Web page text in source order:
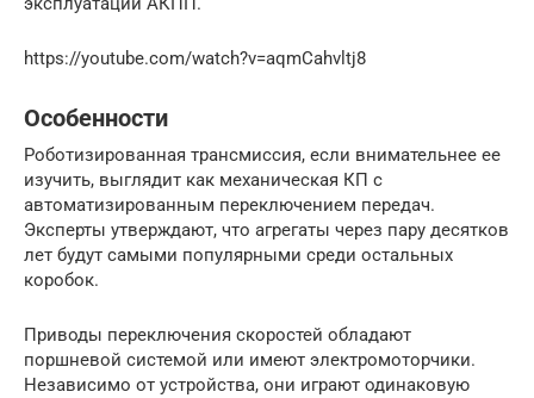
https://youtube.com/watch?v=aqmCahvltj8
Особенности
Роботизированная трансмиссия, если внимательнее ее
изучить, выглядит как механическая КП с
автоматизированным переключением передач.
Эксперты утверждают, что агрегаты через пару десятков
лет будут самыми популярными среди остальных
коробок.
Приводы переключения скоростей обладают
поршневой системой или имеют электромоторчики.
Независимо от устройства, они играют одинаковую